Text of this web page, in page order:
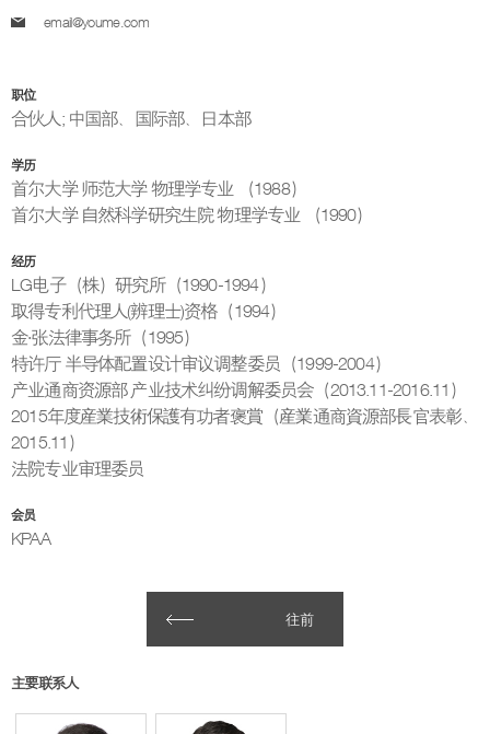
email@youme.com
职位
合伙人; 中国部、国际部、日本部
学历
首尔大学 师范大学 物理学专业 （1988）
首尔大学 自然科学研究生院 物理学专业 （1990）
经历
LG电子（株）研究所（1990-1994）
取得专利代理人(辨理士)资格（1994）
金·张法律事务所（1995）
特许厅 半导体配置设计审议调整委员（1999-2004）
产业通商资源部 产业技术纠纷调解委员会（2013.11-2016.11）
2015年度産業技術保護有功者褒賞（産業通商資源部長官表彰、
2015.11）
法院专业审理委员
会员
KPAA
往前
主要联系人